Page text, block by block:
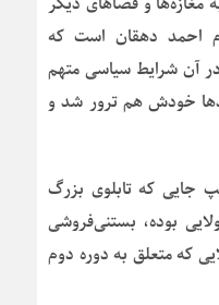
احمد دهقان است که
آن شرایط سیاسی متهم
خودش هم ترور شد و
جایی که تابلوی بزرگ
بوده، بستنی‌فروشی
که متعلق به دوره دوم